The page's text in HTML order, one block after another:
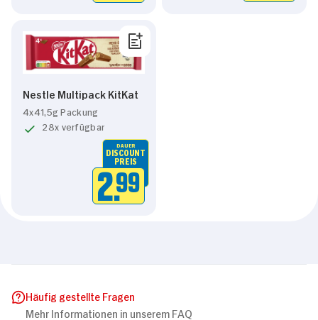
Nestle Multipack KitKat
4x41,5g Packung
28x verfügbar
DAUER
DISCOUNT
PREIS
2.99
Häufig gestellte Fragen
Mehr Informationen in unserem FAQ